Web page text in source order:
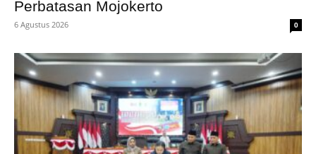
Perbatasan Mojokerto
6 Agustus 2026 0